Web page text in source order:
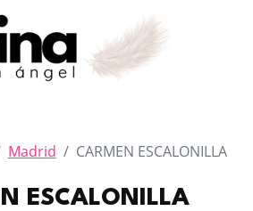
Madrid CARMEN ESCALONILLA
ESCALONILLA